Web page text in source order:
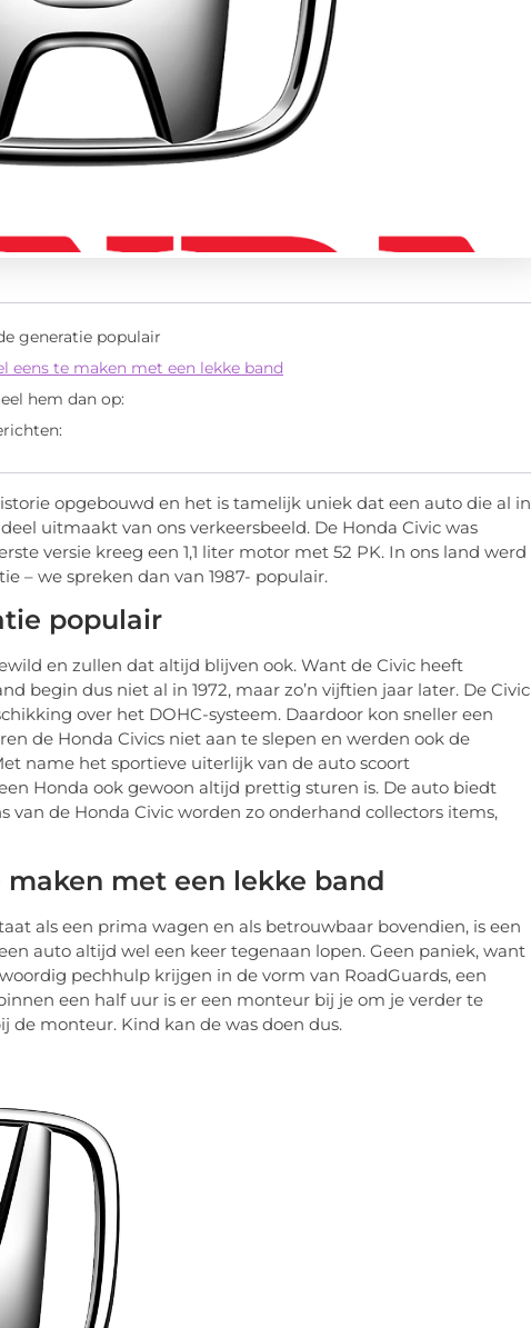
generatie populair
eens te maken met een lekke band
hem dan op:
opgebouwd en het is tamelijk uniek dat een auto die al in
uitmaakt van ons verkeersbeeld. De Honda Civic was
versie kreeg een 1,1 liter motor met 52 PK. In ons land werd
– we spreken dan van 1987- populair.
populair
en zullen dat altijd blijven ook. Want de Civic heeft
begin dus niet al in 1972, maar zo’n vijftien jaar later. De Civic
over het DOHC-systeem. Daardoor kon sneller een
de Honda Civics niet aan te slepen en werden ook de
name het sportieve uiterlijk van de auto scoort
Honda ook gewoon altijd prettig sturen is. De auto biedt
van de Honda Civic worden zo onderhand collectors items,
met een lekke band
als een prima wagen en als betrouwbaar bovendien, is een
auto altijd wel een keer tegenaan lopen. Geen paniek, want
pechhulp krijgen in de vorm van RoadGuards, een
een half uur is er een monteur bij je om je verder te
de monteur. Kind kan de was doen dus.